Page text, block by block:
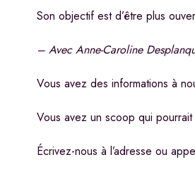
Son objectif est d’être plus
– Avec Anne-Caroline
Vous avez des informations à
Vous avez un scoop qui
Écrivez-nous à l’adresse ou